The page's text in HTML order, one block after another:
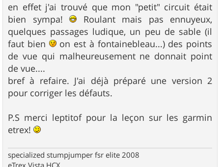
s
s
a
g
e
en effet j'ai trouvé que mon "petit" circuit était
bien sympa!
Roulant mais pas ennuyeux,
quelques passages ludique, un peu de sable (il
faut bien
on est à fontainebleau...) des points
de vue qui malheureusement ne donnait point
de vue....
bref à refaire. J'ai déjà préparé une version 2
pour corriger les défauts.
P.S merci leptitof pour la leçon sur les garmin
etrex!
specialized stumpjumper fsr elite 2008
eTrex Vista HCX